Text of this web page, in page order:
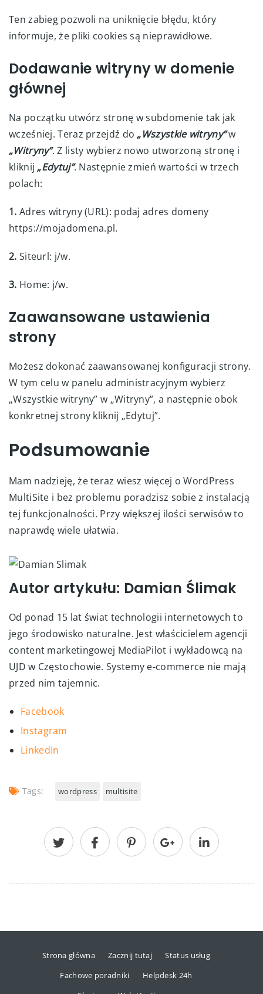
Ten zabieg pozwoli na uniknięcie błędu, który
informuje, że pliki cookies są nieprawidłowe.
Dodawanie witryny w domenie
głównej
Na początku utwórz stronę w subdomenie tak jak
wcześniej. Teraz przejdź do „Wszystkie witryny”w
„Witryny”. Z listy wybierz nowo utworzoną stronę i
kliknij „Edytuj”. Następnie zmień wartości w trzech
polach:
1. Adres witryny (URL): podaj adres domeny
https://mojadomena.pl.
2. Siteurl: j/w.
3. Home: j/w.
Zaawansowane ustawienia
strony
Możesz dokonać zaawansowanej konfiguracji strony.
W tym celu w panelu administracyjnym wybierz
„Wszystkie witryny” w „Witryny”, a następnie obok
konkretnej strony kliknij „Edytuj”.
Podsumowanie
Mam nadzieję, że teraz wiesz więcej o WordPress
MultiSite i bez problemu poradzisz sobie z instalacją
tej funkcjonalności. Przy większej ilości serwisów to
naprawdę wiele ułatwia.
Autor artykułu: Damian Ślimak
Od ponad 15 lat świat technologii internetowych to
jego środowisko naturalne. Jest właścicielem agencji
content marketingowej MediaPilot i wykładowcą na
UJD w Częstochowie. Systemy e-commerce nie mają
przed nim tajemnic.
Facebook
Instagram
LinkedIn
Tags: wordpress multisite
Strona główna Zacznij tutaj
Status usług
Fachowe poradniki
Helpdesk 24h